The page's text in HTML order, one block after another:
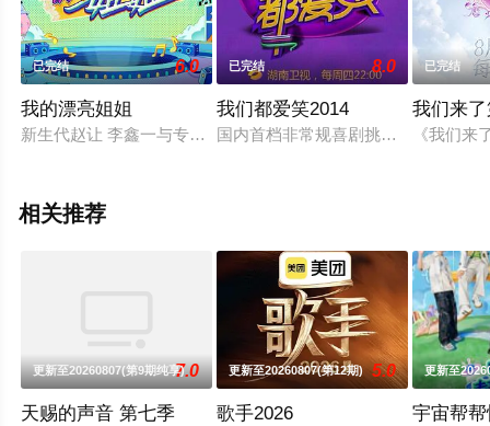
已完结 6.0
我的漂亮姐姐
新生代赵让 李鑫一与专业潮流大咖共同组成限时潮团，通过趣
已完结 8.0
我们都爱笑2014
国内首档非常规喜剧挑战节目湖南卫
已完结
我们来
《我们来
相关推荐
更新至20260807(第9期纯享)7.0
天赐的声音 第七季
更新至20260807(第12期) 5.0
歌手2026
更新至
宇宙帮